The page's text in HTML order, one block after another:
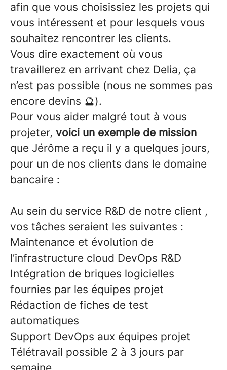
afin que vous choisissiez les projets qui
vous intéressent et pour lesquels vous
souhaitez rencontrer les clients.
Vous dire exactement où vous
travaillerez en arrivant chez Delia, ça
n’est pas possible (nous ne sommes pas
encore devins 🔮).
Pour vous aider malgré tout à vous
projeter, voici un exemple de mission
que Jérôme a reçu il y a quelques jours,
pour un de nos clients dans le domaine
bancaire :
Au sein du service R&D de notre client ,
vos tâches seraient les suivantes :
Maintenance et évolution de
l’infrastructure cloud DevOps R&D
Intégration de briques logicielles
fournies par les équipes projet
Rédaction de fiches de test
automatiques
Support DevOps aux équipes projet
Télétravail possible 2 à 3 jours par